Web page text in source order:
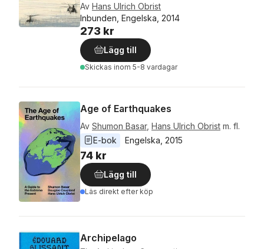
Av Hans Ulrich Obrist
Inbunden, Engelska, 2014
273 kr
Lägg till
Skickas inom 5-8 vardagar
Age of Earthquakes
Av Shumon Basar, Hans Ulrich Obrist m. fl.
E-bok
Engelska 2015
74 kr
Lägg till
Läs direkt efter köp
Archipelago